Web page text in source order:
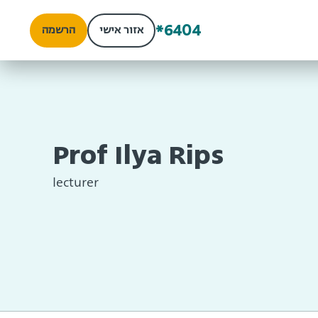
*6404 אזור אישי הרשמה
Prof Ilya Rips
lecturer